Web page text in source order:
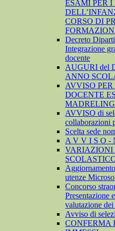
ESAMI PER
CORSO DI
Decreto
Integrazione
docente
AUGURI del
ANNO
AVVISO
DOCENTE
AVVISO di
collaborazioni
Scelta sede
A V V I S O -
VARIAZIONI
utenze
Concorso
Presentazione
valutazione
Avviso di
CONFERMA